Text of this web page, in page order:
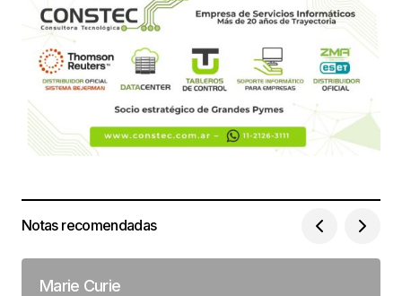
Notas recomendadas
Marie Curie